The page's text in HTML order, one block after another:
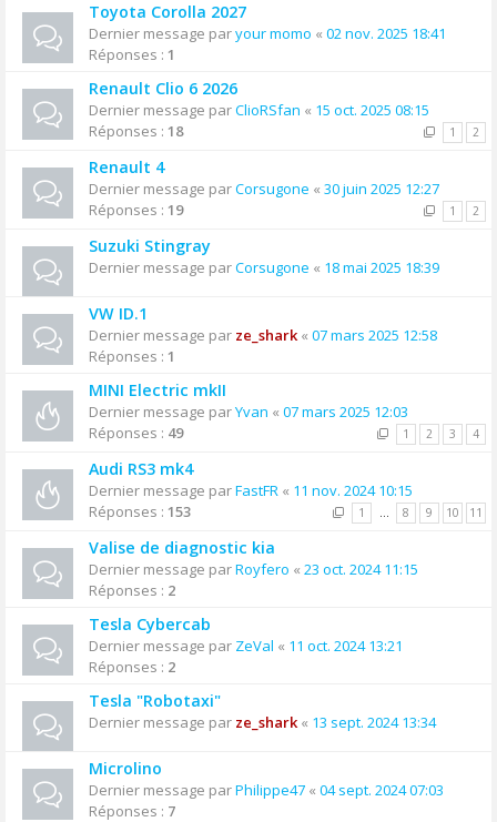
Toyota Corolla 2027
Dernier message paryour momo « 02 nov. 2025 18:41
Réponses : 1
Renault Clio 6 2026
Dernier message parClioRSfan « 15 oct. 2025 08:15
Réponses : 18 1 2
Renault 4
Dernier message parCorsugone « 30 juin 2025 12:27
Réponses : 19 1 2
Suzuki Stingray
Dernier message parCorsugone « 18 mai 2025 18:39
VW ID.1
Dernier message par ze_shark« 07 mars 2025 12:58
Réponses : 1
MINI Electric mkII
Dernier message parYvan « 07 mars 2025 12:03
Réponses : 49 1 2 3 4
Audi RS3 mk4
Dernier message parFastFR « 11 nov. 2024 10:15
Réponses : 153 1 … 8 9 10 11
Valise de diagnostic kia
Dernier message parRoyfero « 23 oct. 2024 11:15
Réponses : 2
Tesla Cybercab
Dernier message par ZeVal « 11 oct. 2024 13:21
Réponses : 2
Tesla "Robotaxi"
Dernier message par ze_shark« 13 sept. 2024 13:34
Microlino
Dernier message parPhilippe47 « 04 sept. 2024 07:03
Réponses : 7